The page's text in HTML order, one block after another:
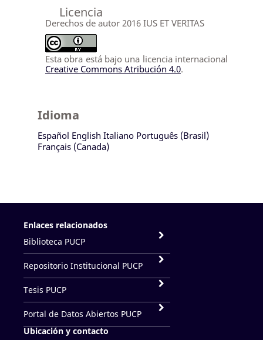
Licencia
Derechos de autor 2016 IUS ET VERITAS
Esta obra está bajo una licencia internacional
Creative Commons Atribución 4.0.
Idioma
Español English Italiano Português (Brasil)
Français (Canada)
Enlaces relacionados
Biblioteca PUCP
Repositorio Institucional PUCP
Tesis PUCP
Portal de Datos Abiertos PUCP
Ubicación y contacto